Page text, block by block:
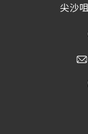
尖沙